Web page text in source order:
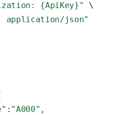
{ApiKey}" \
application/json"
: "A000" ,